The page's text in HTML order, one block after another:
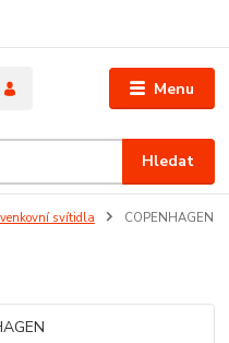
Menu
Hledat
svítidla COPENHAGEN